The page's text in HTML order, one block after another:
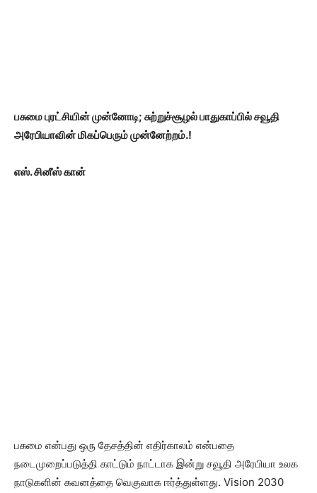
பசுமை புரட்சியின் முன்னோடி; சுற்றுச்சூழல் பாதுகாப்பில் சவூதி
அரேபியாவின் மிகப்பெரும் முன்னேற்றம்.!
எஸ். சினீஸ் கான்
பசுமை என்பது ஒரு தேசத்தின் எதிர்காலம் என்பதை
நடைமுறைப்படுத்தி காட்டும் நாட்டாக இன்று சவூதி அரேபியா உலக
நாடுகளின் கவனத்தை வெகுவாக ஈர்த்துள்ளது. Vision 2030